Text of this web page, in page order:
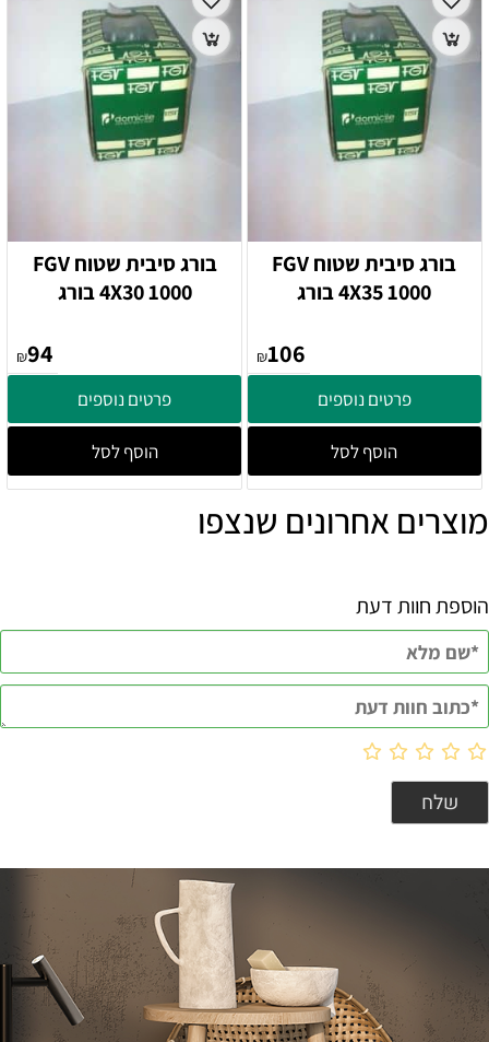
בורג סיבית שטוח FGV
4X35 1000 בורג
₪106
פרטים נוספים
הוסף לסל
בורג סיבית שטוח FGV
4X30 1000 בורג
₪94
פרטים נוספים
הוסף לסל
מוצרים אחרונים שנצפו
הוספת חוות דעת